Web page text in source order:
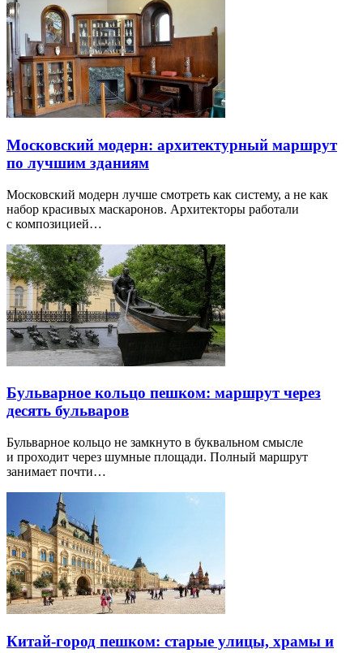
Московский модерн: архитектурный маршрут
по лучшим зданиям
Московский модерн лучше смотреть как систему, а не как
набор красивых маскаронов. Архитекторы работали
с композицией…
Бульварное кольцо пешком: маршрут через
десять бульваров
Бульварное кольцо не замкнуто в буквальном смысле
и проходит через шумные площади. Полный маршрут
занимает почти…
Китай-город пешком: старые улицы, храмы и